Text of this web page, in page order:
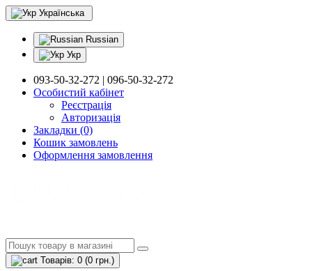
Українська
Russian
Укр
093-50-32-272 | 096-50-32-272
Особистий кабінет
Реєстрація
Авторизація
Закладки (0)
Кошик замовлень
Оформлення замовлення
Товарів: 0 (0 грн.)